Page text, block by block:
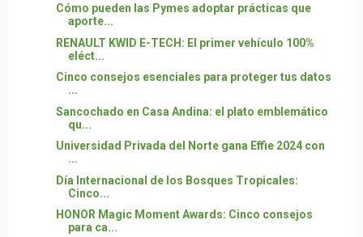
Cómo pueden las Pymes adoptar prácticas que
aporte...
RENAULT KWID E-TECH: El primer vehículo 100%
eléct...
Cinco consejos esenciales para proteger tus datos
...
Sancochado en Casa Andina: el plato emblemático
qu...
Universidad Privada del Norte gana Effie 2024 con
...
Día Internacional de los Bosques Tropicales:
Cinco...
HONOR Magic Moment Awards: Cinco consejos
para ca...